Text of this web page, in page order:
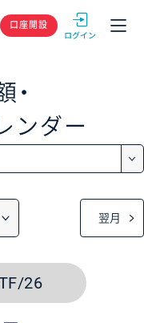
GMOクリック
口座開設
・
ンダー
翌月
26